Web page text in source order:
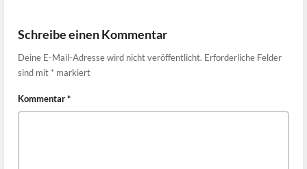
Schreibe einen Kommentar
Deine E-Mail-Adresse wird nicht veröffentlicht. Erforderliche Felder
sind mit * markiert
Kommentar*